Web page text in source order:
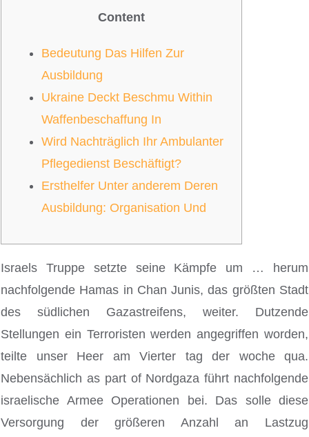
Content
Bedeutung Das Hilfen Zur
Ausbildung
Ukraine Deckt Beschmu Within
Waffenbeschaffung In
Wird Nachträglich Ihr Ambulanter
Pflegedienst Beschäftigt?
Ersthelfer Unter anderem Deren
Ausbildung: Organisation Und
Israels Truppe setzte seine Kämpfe um … herum
nachfolgende Hamas in Chan Junis, das größten Stadt
des südlichen Gazastreifens, weiter. Dutzende
Stellungen ein Terroristen werden angegriffen worden,
teilte unser Heer am Vierter tag der woche qua.
Nebensächlich as part of Nordgaza führt nachfolgende
israelische Armee Operationen bei. Das solle diese
Versorgung der größeren Anzahl an Lastzug